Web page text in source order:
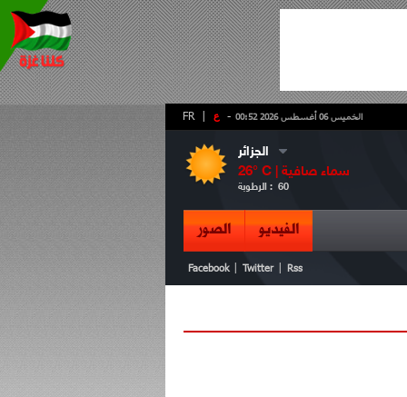
- ع FR الخميس 06 أغسطس 2026 00:52
الجزائر
26° C | سماء صافية
الرطوبة : 60
الفيديو الصور
Facebook Twitter Rss